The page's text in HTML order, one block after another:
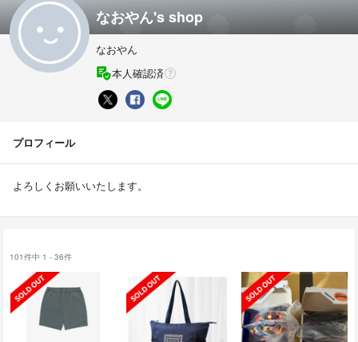
なおやん's shop
なおやん
本人確認済
プロフィール
よろしくお願いいたします。
101件中 1 - 36件